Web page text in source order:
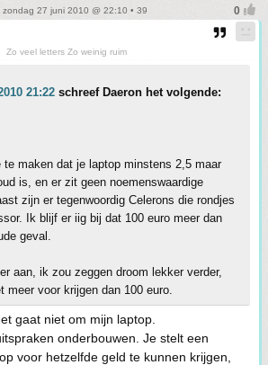
zondag 27 juni 2010 @ 22:10 • 39
Zo veel letters Zo weinig ruim
21:22 schreef Daeron het volgende:
te maken dat je laptop minstens 2,5 maar
is, en er zit geen noemenswaardige
zijn er tegenwoordig Celerons die rondjes
Ik blijf er iig bij dat 100 euro meer dan
geval.
aan, ik zou zeggen droom lekker verder,
meer voor krijgen dan 100 euro.
gaat niet om mijn laptop.
onderbouwen. Je stelt een
voor hetzelfde geld te kunnen krijgen,